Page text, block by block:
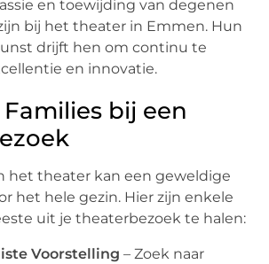
en toewijding van degenen
bij het theater in Emmen. Hun
drijft hen om continu te
en innovatie.
bij een
het theater kan een geweldige
het hele gezin. Hier zijn enkele
uit je theaterbezoek te halen:
Voorstelling – Zoek naar